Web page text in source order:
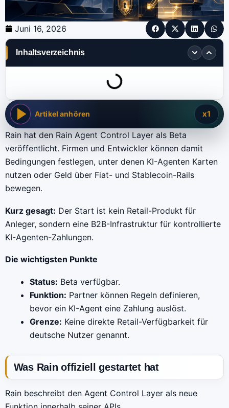
Juni 16, 2026
Inhaltsverzeichnis
Artikel anhören x1
Rain hat den Rain Agent Control Layer als Beta
veröffentlicht. Firmen und Entwickler können damit
Bedingungen festlegen, unter denen KI-Agenten Karten
nutzen oder Geld über Fiat- und Stablecoin-Rails
bewegen.
Kurz gesagt: Der Start ist kein Retail-Produkt für
Anleger, sondern eine B2B-Infrastruktur für kontrollierte
KI-Agenten-Zahlungen.
Die wichtigsten Punkte
Status: Beta verfügbar.
Funktion: Partner können Regeln definieren,
bevor ein KI-Agent eine Zahlung auslöst.
Grenze: Keine direkte Retail-Verfügbarkeit für
deutsche Nutzer genannt.
Was Rain offiziell gestartet hat
Rain beschreibt den Agent Control Layer als neue